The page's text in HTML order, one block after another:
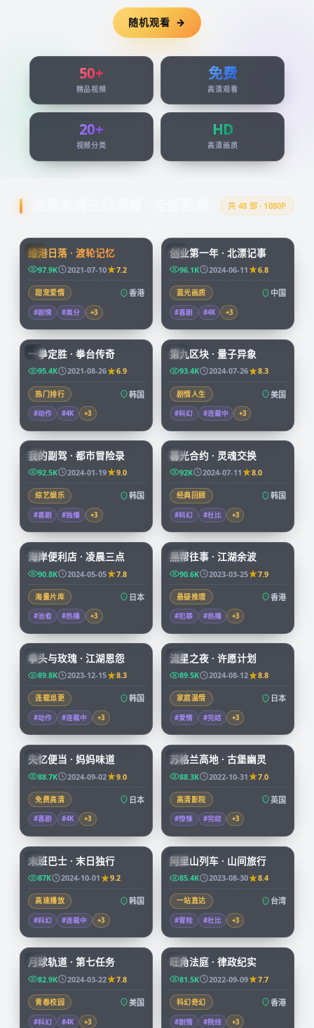
随机观看
50+
精品视频
免费
高清观看
20+
视频分类
HD
高清画质
共 48 部 · 1080P
HK
维港日落 · 渡轮记忆
97.9K 2021-07-10 7.2
甜宠爱情 香港
#剧情 #高分 +3
CN
创业第一年 · 北漂记事
96.1K 2024-06-11 6.8
蓝光画质 中国
#喜剧 #4K +3
KR
96:07
一拳定胜 · 拳台传奇
95.4K 2021-08-26 6.9
热门排行 韩国
#动作 #4K +3
CN
99:49
第九区块 · 量子异象
93.4K 2024-07-26 8.3
剧情人生 美国
#科幻 #连载中 +3
KR
56:16
我的副驾 · 都市冒险录
92.5K 2024-01-19 9.0
综艺娱乐 韩国
#喜剧 #独播 +3
KR
暮光合约 · 灵魂交换
92K 2024-07-11 8.0
经典回顾 韩国
#科幻 #杜比 +3
JP
52:28
海岸便利店 · 凌晨三点
90.8K 2024-05-05 7.8
海量片库 日本
#治愈 #热播 +3
HK
99:41
黑帮往事 · 江湖余波
90.6K 2023-03-25 7.9
悬疑推理 香港
#犯罪 #热播 +3
KR
拳头与玫瑰 · 江湖恩怨
89.8K 2023-12-15 8.3
连载追更 韩国
#动作 #连载中 +3
JP
流星之夜 · 许愿计划
89.5K 2024-08-12 8.8
家庭温情 日本
#爱情 #完结 +3
JP
59:19
失忆便当 · 妈妈味道
88.7K 2024-09-02 9.0
免费高清 日本
#喜剧 #4K +3
CN
99:39
苏格兰高地 · 古堡幽灵
88.3K 2022-10-31 7.0
高清影院 英国
#惊悚 #完结 +3
KR
末班巴士 · 末日独行
87K 2024-10-01 9.2
高速播放 韩国
#科幻 #连载中 +3
TW
阿里山列车 · 山间旅行
85.4K 2023-08-30 8.4
一站直达 台湾
#冒险 #杜比 +3
CN
99:57
月球轨道 · 第七任务
82.9K 2024-03-22 7.8
青春校园 美国
#科幻 #4K +3
HK
45:15
旺角法庭 · 律政纪实
81.5K 2022-09-09 7.7
科幻奇幻 香港
#剧情 #院线 +3